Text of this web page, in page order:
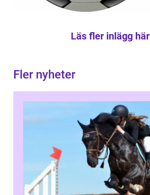
Läs fler inlägg här
Fler nyheter